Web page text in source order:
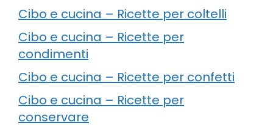
Cibo e cucina – Ricette per coltelli
Cibo e cucina – Ricette per
condimenti
Cibo e cucina – Ricette per confetti
Cibo e cucina – Ricette per
conservare